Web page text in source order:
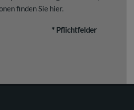
finden Sie hier.
* Pflichtfelder